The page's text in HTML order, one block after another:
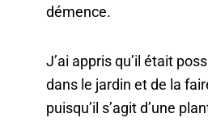
démence.
J’ai appris qu’il était
dans le jardin et de la
puisqu’il s’agit d’une